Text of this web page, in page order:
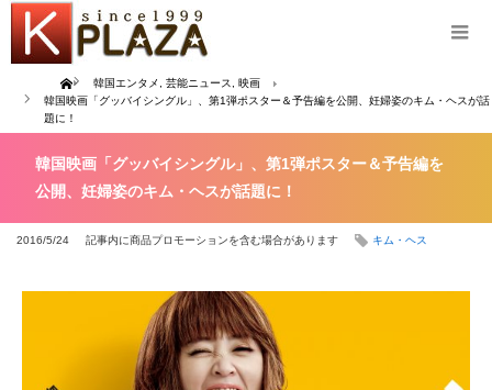
Home 韓国エンタメ 芸能ニュース
映画
韓国映画「グッバイシングル」、第1弾ポスター＆予告編を公開、妊婦姿のキム・ヘスが話
題に！
韓国映画「グッバイシングル」、第1弾ポスター＆予告編を
公開、妊婦姿のキム・ヘスが話題に！
2016/5/24 記事内に商品プロモーションを含む場合があります キム・ヘス